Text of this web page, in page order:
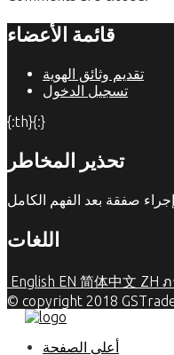
قائمة الأعضاء
تقديم وثائق الهوية
تسجيل الدخول
{:th}{:}
تحذير المخاطر
اللغات
English EN 简体中文 ZH ภ
© copyright 2018
أعلى الصفحة